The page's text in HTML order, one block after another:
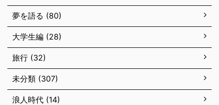
夢を語る (80)
大学生編 (28)
旅行 (32)
未分類 (307)
浪人時代 (14)